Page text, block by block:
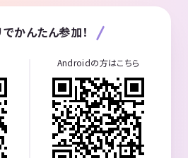
かんたん参加！
Androidの方はこちら